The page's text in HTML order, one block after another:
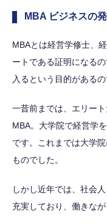
MBA ビジネスの
MBAとは経営学修士、
ートである証明になる
入るという目的がある
一昔前までは、エリー
MBA。大学院で経営学
です。これまでは大学
ものでした。
しかし近年では、社会
充実しており、働きな